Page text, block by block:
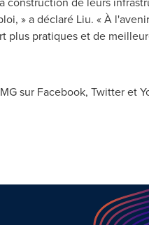
» a déclaré Liu. « À
plus pratiques et de
sur Facebook, Twitter et